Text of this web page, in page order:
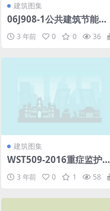
建筑图集
06J908-1公共建筑节能构
造(严寒和寒冷地区).pdf
3 年前 0 0 36
建筑图集
WST509-2016重症监护病
范.pdf
3 年前 0 1 58